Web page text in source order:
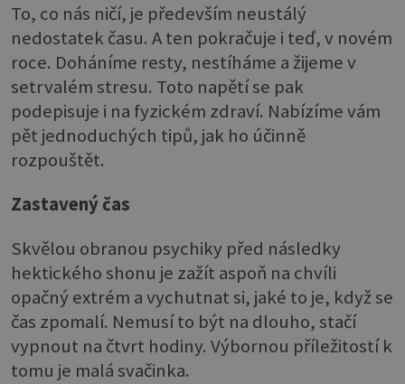
To, co nás ničí, je především neustálý
nedostatek času. A ten pokračuje i teď, v novém
roce. Doháníme resty, nestíháme a žijeme v
setrvalém stresu. Toto napětí se pak
podepisuje i na fyzickém zdraví. Nabízíme vám
pět jednoduchých tipů, jak ho účinně
rozpouštět.
Zastavený čas
Skvělou obranou psychiky před následky
hektického shonu je zažít aspoň na chvíli
opačný extrém a vychutnat si, jaké to je, když se
čas zpomalí. Nemusí to být na dlouho, stačí
vypnout na čtvrt hodiny. Výbornou příležitostí k
tomu je malá svačinka.